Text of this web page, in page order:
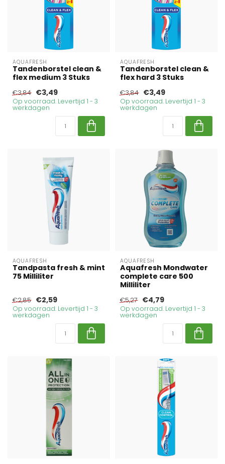
AQUAFRESH
Tandenborstel clean &
flex medium 3 Stuks
€3,84 €3,49
Op voorraad. Levertijd 1 - 3
werkdagen
AQUAFRESH
Tandenborstel clean &
flex hard 3 Stuks
€3,84 €3,49
Op voorraad. Levertijd 1 - 3
werkdagen
AQUAFRESH
Tandpasta fresh & mint
75 Milliliter
€2,85 €2,59
Op voorraad. Levertijd 1 - 3
werkdagen
AQUAFRESH
Aquafresh Mondwater
complete care 500
Milliliter
€5,27 €4,79
Op voorraad. Levertijd 1 - 3
werkdagen